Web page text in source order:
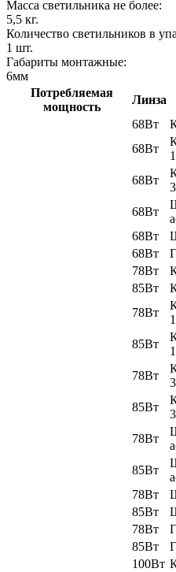
Масса светильника не более:
5,5 кг.
Количество светильников в
1 шт.
Габариты монтажные:
6мм
Потребляемая
мощность
Линза
68Вт
68Вт
68Вт
68Вт
68Вт
68Вт
78Вт
85Вт
78Вт
85Вт
78Вт
85Вт
78Вт
85Вт
78Вт
85Вт
78Вт
85Вт
100Вт